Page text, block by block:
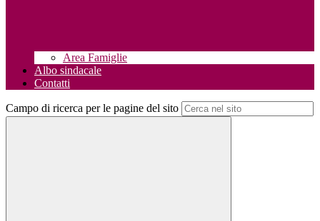
Area Famiglie
Albo sindacale
Contatti
Campo di ricerca per le pagine del sito